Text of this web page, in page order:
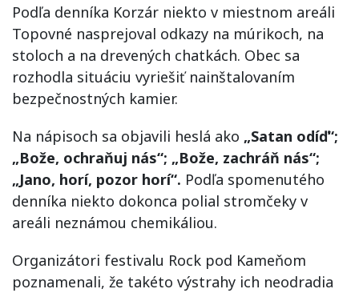
Podľa denníka Korzár niekto v miestnom areáli
Topovné nasprejoval odkazy na múrikoch, na
stoloch a na drevených chatkách. Obec sa
rozhodla situáciu vyriešiť nainštalovaním
bezpečnostných kamier.
Na nápisoch sa objavili heslá ako „Satan odíď“;
„Bože, ochraňuj nás“; „Bože, zachráň nás“;
„Jano, horí, pozor horí“. Podľa spomenutého
denníka niekto dokonca polial stromčeky v
areáli neznámou chemikáliou.
Organizátori festivalu Rock pod Kameňom
poznamenali, že takéto výstrahy ich neodradia